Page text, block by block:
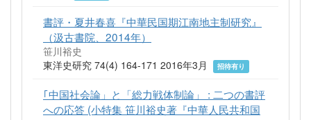
書評・夏井春喜『中華民国期江南地主制研究』
（汲古書院、2014年）
笹川裕史
東洋史研究 74(4) 164-171 2016年3月
招待有り
｢中国社会論」と「総力戦体制論」 : 二つの書評
への応答 (小特集 笹川裕史著『中華人民共和国